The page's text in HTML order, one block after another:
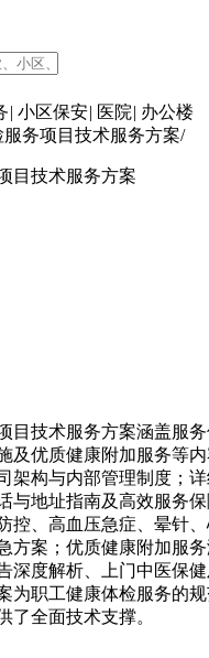
| 小区保安| 医院| 办公楼
务项目技术服务方案/
目技术服务方案
目技术服务方案涵盖服
及优质健康附加服务等
架构与内部管理制度；
与地址指南及高效服务
控、高血压急症、晕针
方案；优质健康附加服
深度解析、上门中医保
为职工健康体检服务的
了全面技术支撑。